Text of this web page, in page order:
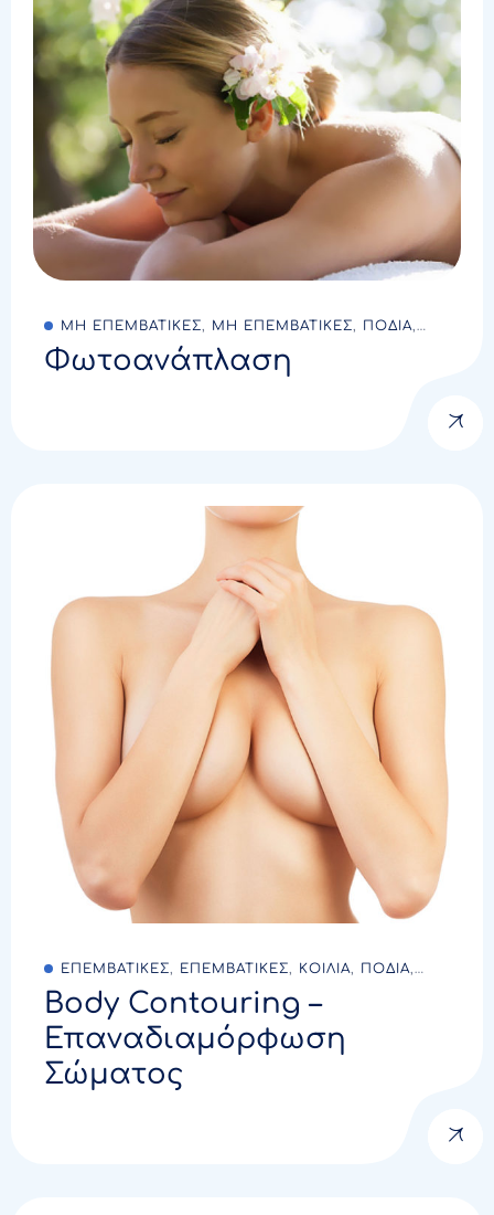
ΜΗ ΕΠΕΜΒΑΤΙΚΕΣ ΜΗ ΕΠΕΜΒΑΤΙΚΕΣ ΠΟΔΙΑ
ΠΡΟΣΩΠΟ
Φωτοανάπλαση
ΕΠΕΜΒΑΤΙΚΕΣ ΕΠΕΜΒΑΤΙΚΕΣ ΚΟΙΛΙΑ ΠΟΔΙΑ
ΣΤΗΘΟΣ , ΧΕΡΙΑ
Body Contouring –
Επαναδιαμόρφωση
Σώματος